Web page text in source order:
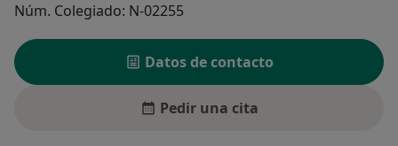
Núm. Colegiado: N-02255
Datos de contacto
Pedir una cita